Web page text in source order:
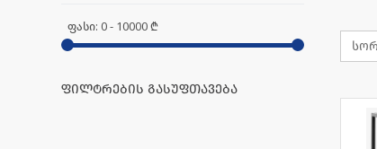
ფასი: 0 - 10000 ₾
ფილტრების გასუფთავება